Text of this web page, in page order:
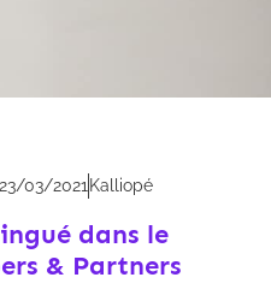
23/03/2021 Kalliopé
dans le
& Partners